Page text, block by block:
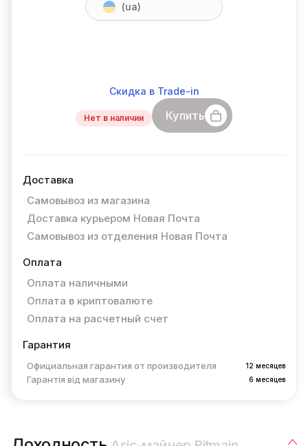
(ua)
Скидка в Trade-in
Нет в наличии Купить
Доставка
Самовывоз из магазина
Доставка курьером Новая Почта
Самовывоз из отделения Новая Почта
Оплата
Оплата наличными
Оплата в криптовалюте
Оплата на расчетный счет
Гарантия
Официальная гарантия от производителя 12 месяцев
Гарантія від магазину 6 месяцев